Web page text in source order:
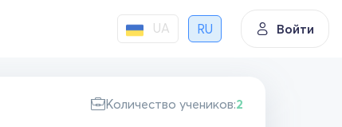
UA RU Войти
Количество учеников:2